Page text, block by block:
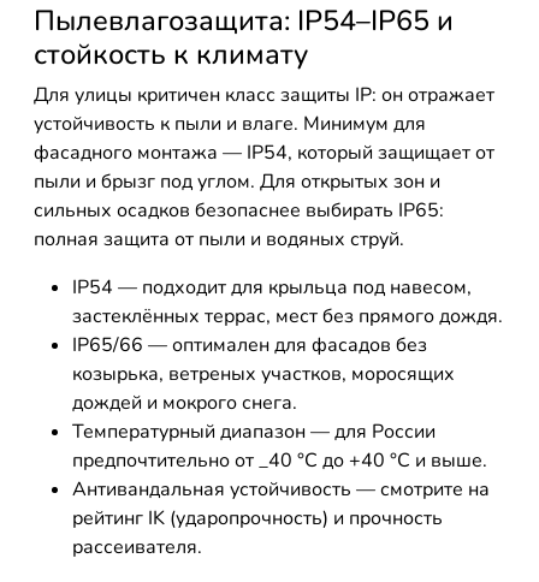
Пылевлагозащита: IP54–IP65 и
стойкость к климату
Для улицы критичен класс защиты IP: он отражает
устойчивость к пыли и влаге. Минимум для
фасадного монтажа — IP54, который защищает от
пыли и брызг под углом. Для открытых зон и
сильных осадков безопаснее выбирать IP65:
полная защита от пыли и водяных струй.
IP54 — подходит для крыльца под навесом,
застеклённых террас, мест без прямого дождя.
IP65/66 — оптимален для фасадов без
козырька, ветреных участков, моросящих
дождей и мокрого снега.
Температурный диапазон — для России
предпочтительно от _40 °C до +40 °C и выше.
Антивандальная устойчивость — смотрите на
рейтинг IK (ударопрочность) и прочность
рассеивателя.